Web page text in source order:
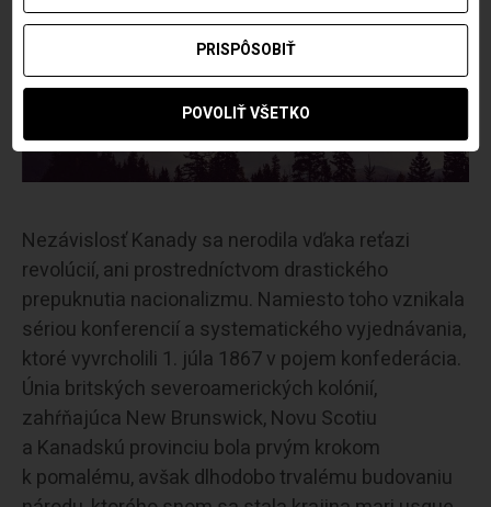
Nezávislosť Kanady sa nerodila vďaka reťazi
revolúcií, ani prostredníctvom drastického
prepuknutia nacionalizmu. Namiesto toho vznikala
sériou konferencií a systematického vyjednávania,
ktoré vyvrcholili 1. júla 1867 v pojem konfederácia.
Únia britských severoamerických kolónií,
zahŕňajúca New Brunswick, Novu Scotiu
a Kanadskú provinciu bola prvým krokom
k pomalému, avšak dlhodobo trvalému budovaniu
PRISPÔSOBIŤ
POVOLIŤ VŠETKO